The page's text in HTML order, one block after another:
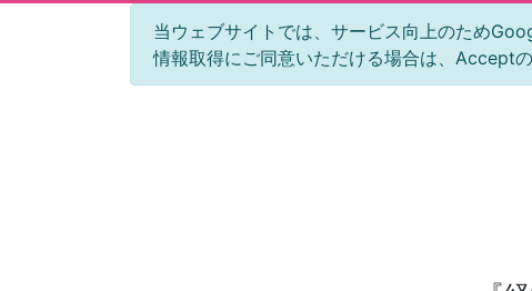
当ウェブサイトでは、サービス向上のため
情報取得にご同意いただける場合は、Accept